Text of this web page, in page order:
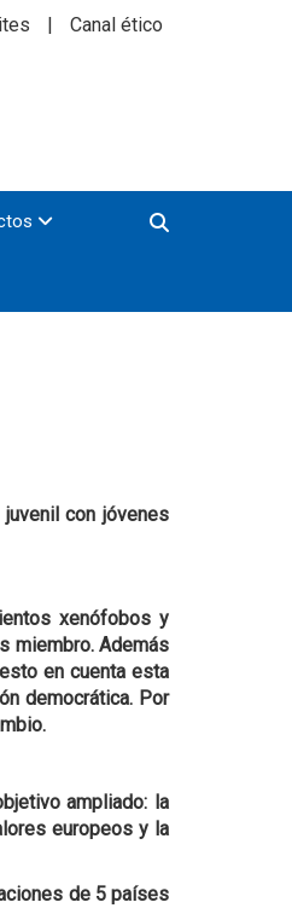
| Canal ético
con jóvenes
xenófobos y
miembro. Además
en cuenta esta
democrática. Por
ampliado: la
europeos y la
de 5 países